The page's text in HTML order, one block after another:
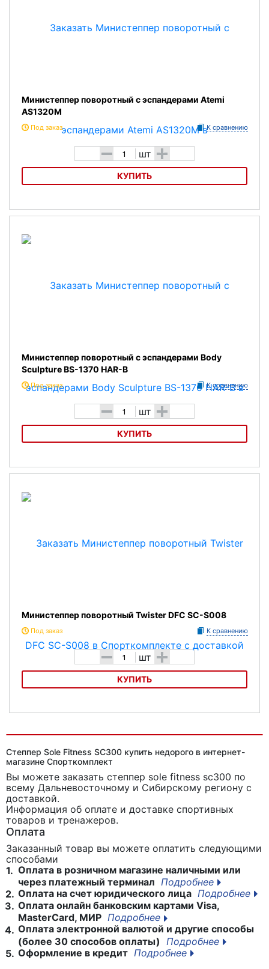
Министеппер поворотный с эспандерами Atemi
AS1320M
Под заказ К сравнению
- шт +
КУПИТЬ
Министеппер поворотный с эспандерами Atemi AS1320M
Министеппер поворотный с эспандерами Body
Sculpture BS-1370 HAR-B
Под заказ К сравнению
- шт +
КУПИТЬ
Министеппер поворотный с эспандерами Body Sculpture BS-1370
Министеппер поворотный Twister DFC SC-S008
Под заказ К сравнению
- шт +
КУПИТЬ
Степпер Sole Fitness SC300 купить недорого в интернет-
магазине Спорткомплект
Вы можете заказать степпер sole fitness sc300 по
всему Дальневосточному и Сибирскому региону с
доставкой.
Информация об оплате и доставке спортивных
товаров и тренажеров.
Оплата
Заказанный товар вы можете оплатить следующими
способами
1. Оплата в розничном магазине наличными или
через платежный терминал Подробнее
2. Оплата на счет юридического лица Подробнее
3. Оплата онлайн банковским картами Visa,
MasterCard, МИР Подробнее
4. Оплата электронной валютой и другие способы
(более 30 способов оплаты)
Подробнее
5. Оформление в кредит Подробнее